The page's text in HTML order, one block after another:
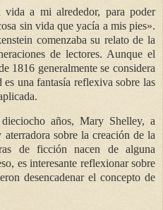
a mi alrededor, para poder
sin vida que yacía a mis pies».
comenzaba su relato de la
de lectores. Aunque el
1816 generalmente se considera
una fantasía reflexiva sobre las
años, Mary Shelley, a
sobre la creación de la
de ficción nacen de alguna
es interesante reflexionar sobre
desencadenar el concepto de